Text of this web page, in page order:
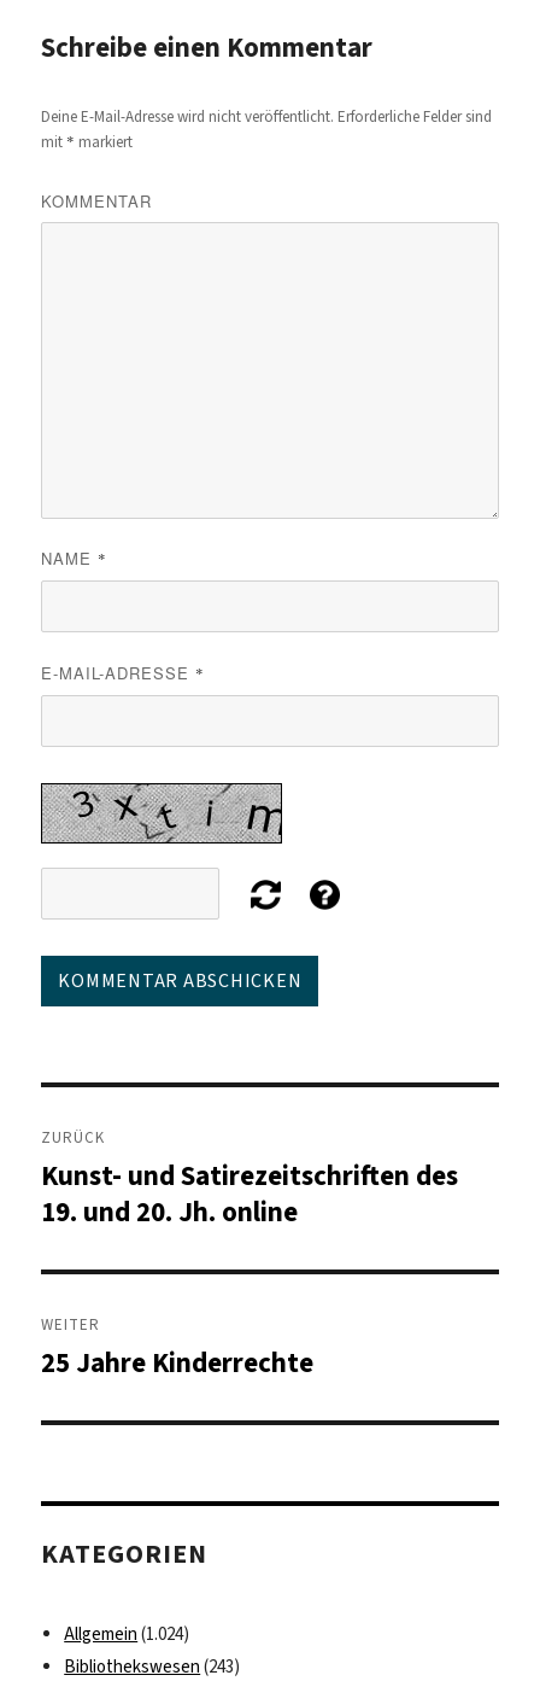
Schreibe einen Kommentar
Deine E-Mail-Adresse wird nicht veröffentlicht. Erforderliche Felder sind
mit * markiert
KOMMENTAR
NAME *
E-MAIL-ADRESSE *
Beitragsnavigation
ZURÜCK
Vorheriger
Beitrag:
Kunst- und Satirezeitschriften des
19. und 20. Jh. online
WEITER
Nächster
25 Jahre Kinderrechte
KATEGORIEN
Allgemein (1.024)
Bibliothekswesen (243)